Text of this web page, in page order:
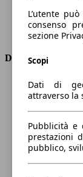
Tipo di
Dimensioni
Passo
Peso
Carico
Porte
L’utente
consenso
sezione
Scopi
Dati di
attraverso la
Pubblicità e
prestazioni
pubblico,